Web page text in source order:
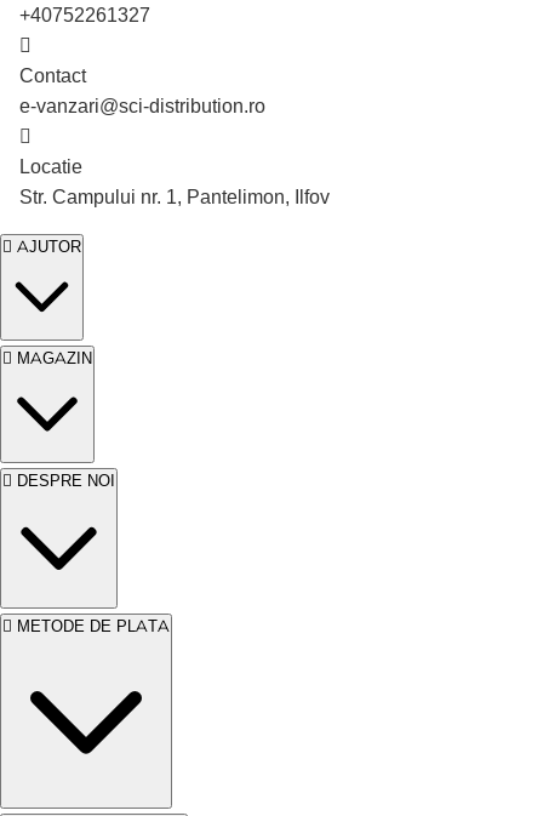
În stoc
-11%
+40752261327
Contact
e-vanzari@sci-distribution.ro
Locatie
Str. Campului nr. 1, Pantelimon, Ilfov
AJUTOR
MAGAZIN
DESPRE NOI
METODE DE PLATA